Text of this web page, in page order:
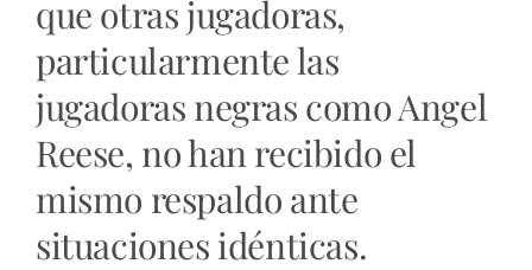
que otras jugadoras,
particularmente las
jugadoras negras como Angel
Reese, no han recibido el
mismo respaldo ante
situaciones idénticas.